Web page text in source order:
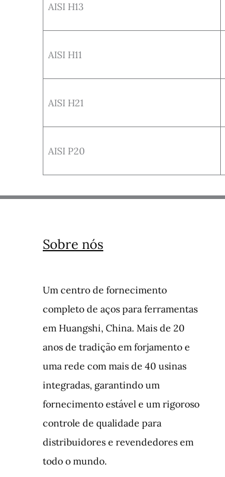
AISI H13
AISI H11
AISI H21
AISI P20
Sobre nós
Um centro de fornecimento
completo de aços para ferramentas
em Huangshi, China. Mais de 20
anos de tradição em forjamento e
uma rede com mais de 40 usinas
integradas, garantindo um
fornecimento estável e um rigoroso
controle de qualidade para
distribuidores e revendedores em
todo o mundo.